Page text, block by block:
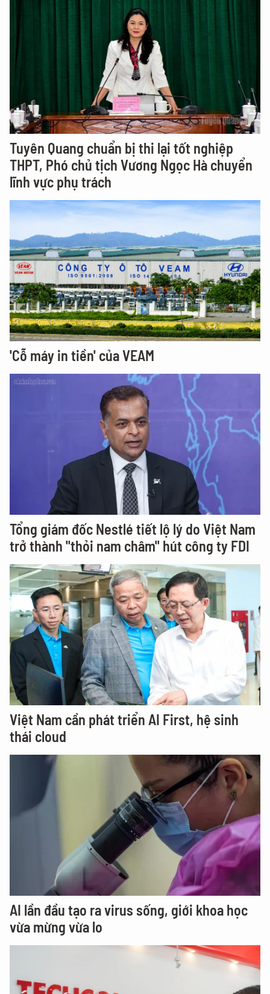
Tuyên Quang chuẩn bị thi lại tốt nghiệp
THPT, Phó chủ tịch Vương Ngọc Hà chuyển
lĩnh vực phụ trách
'Cỗ máy in tiền' của VEAM
Tổng giám đốc Nestlé tiết lộ lý do Việt Nam
trở thành "thỏi nam châm" hút công ty FDI
Việt Nam cần phát triển AI First, hệ sinh
thái cloud
AI lần đầu tạo ra virus sống, giới khoa học
vừa mừng vừa lo